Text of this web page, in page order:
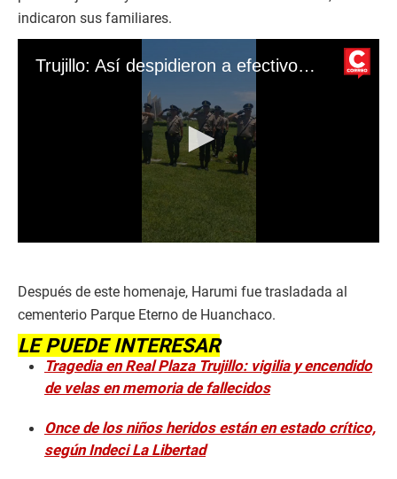
indicaron sus familiares.
Trujillo: Así despidieron a efectivo policial y su familia
c
n
d
s
o
Después de este homenaje, Harumi fue trasladada al
cementerio Parque Eterno de Huanchaco.
LE PUEDE INTERESAR
Tragedia en Real Plaza Trujillo: vigilia y encendido
de velas en memoria de fallecidos
Once de los niños heridos están en estado crítico,
según Indeci La Libertad